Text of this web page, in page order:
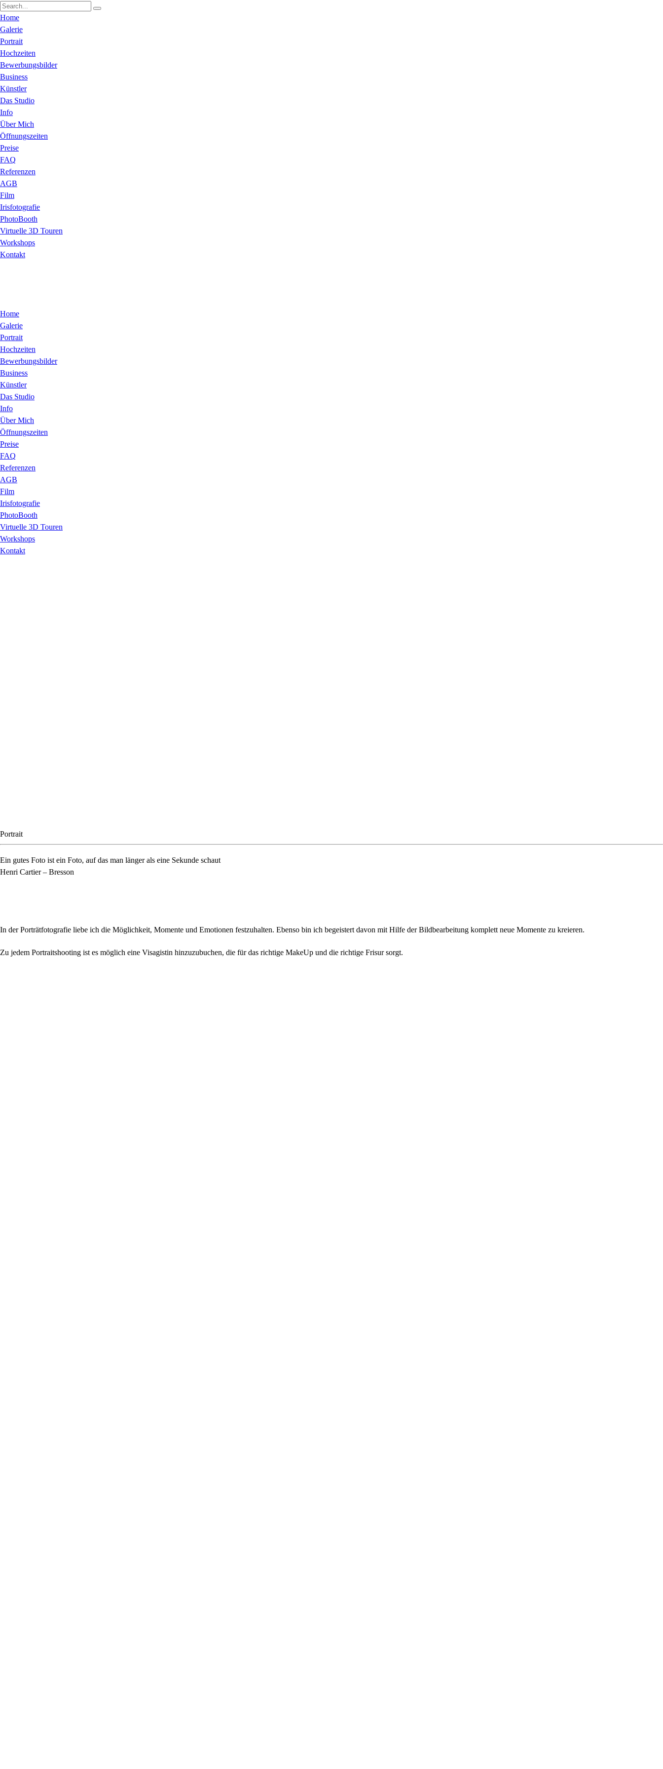
Home
Galerie
Portrait
Hochzeiten
Bewerbungsbilder
Business
Künstler
Das Studio
Info
Über Mich
Öffnungszeiten
Preise
FAQ
Referenzen
AGB
Film
Irisfotografie
PhotoBooth
Virtuelle 3D Touren
Workshops
Kontakt
Home
Galerie
Portrait
Hochzeiten
Bewerbungsbilder
Business
Künstler
Das Studio
Info
Über Mich
Öffnungszeiten
Preise
FAQ
Referenzen
AGB
Film
Irisfotografie
PhotoBooth
Virtuelle 3D Touren
Workshops
Kontakt
Portrait
Ein gutes Foto ist ein Foto, auf das man länger als eine Sekunde schaut
Henri Cartier – Bresson
In der Porträtfotografie liebe ich die Möglichkeit, Momente und Emotionen festzuhalten. Ebenso bin ich begeistert davon mit Hilfe der Bildbearbeitung komplett neue Momente zu kreieren.
Zu jedem Portraitshooting ist es möglich eine Visagistin hinzuzubuchen, die für das richtige MakeUp und die richtige Frisur sorgt.